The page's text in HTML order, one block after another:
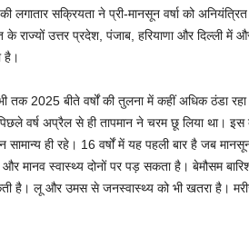
की लगातार सक्रियता ने प्री-मानसून वर्षा को
के राज्यों उत्तर प्रदेश, पंजाब, हरियाणा और दिल्ली में
है।
तक 2025 बीते वर्षों की तुलना में कहीं अधिक ठंडा
वर्ष अप्रैल से ही तापमान ने चरम छू लिया था। इस
सामान्य ही रहे। 16 वर्षों में यह पहली बार है जब
स्वास्थ्य दोनों पर पड़ सकता है। बेमौसम
है। लू और उमस से जनस्वास्थ्य को भी खतरा है।